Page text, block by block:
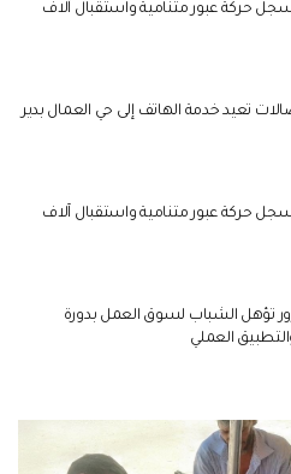
حركة عبور متنامية واستقبال آلاف
عاماً.. الاتصالات تعيد خدمة الهاتف إلى حي العمال بدير
حركة عبور متنامية واستقبال آلاف
تؤهل الشباب لسوق العمل بدورة
العملي